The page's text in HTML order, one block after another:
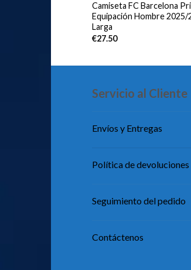
Camiseta FC Barcelona
Equipación Hombre 2025/
Larga
€27.50
Servicio al Cliente
Envíos y Entregas
Política de devoluciones
Seguimiento del pedido
Contáctenos